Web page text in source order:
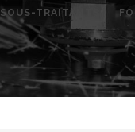
SOUS-TRAITANTS